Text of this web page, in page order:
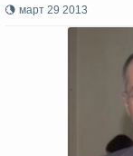
март 29 2013